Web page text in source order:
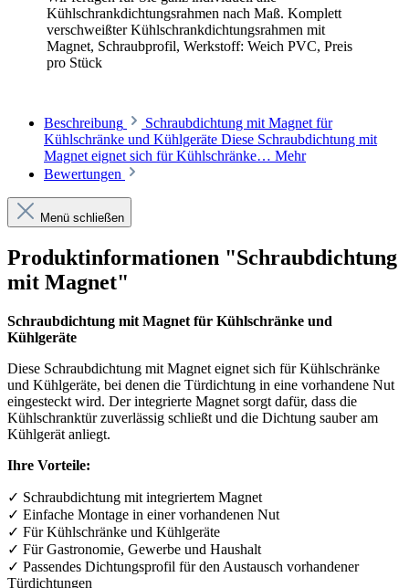
Kühlschrankdichtungsrahmen nach Maß. Komplett
verschweißter Kühlschrankdichtungsrahmen mit
Magnet, Schraubprofil, Werkstoff: Weich PVC, Preis
pro Stück
Beschreibung
Schraubdichtung mit Magnet für
Kühlschränke und Kühlgeräte Diese Schraubdichtung mit
Magnet eignet sich für Kühlschränke… Mehr
Bewertungen
Menü schließen
Produktinformationen "Schraubdichtung
mit Magnet"
Schraubdichtung mit Magnet für Kühlschränke und
Kühlgeräte
Diese Schraubdichtung mit Magnet eignet sich für Kühlschränke
und Kühlgeräte, bei denen die Türdichtung in eine vorhandene Nut
eingesteckt wird. Der integrierte Magnet sorgt dafür, dass die
Kühlschranktür zuverlässig schließt und die Dichtung sauber am
Kühlgerät anliegt.
Ihre Vorteile:
✓ Schraubdichtung mit integriertem Magnet
✓ Einfache Montage in einer vorhandenen Nut
✓ Für Kühlschränke und Kühlgeräte
✓ Für Gastronomie, Gewerbe und Haushalt
✓ Passendes Dichtungsprofil für den Austausch vorhandener
Türdichtungen